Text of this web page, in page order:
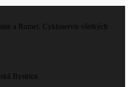
a Romet. Cykloservis všetkých
Bystrica